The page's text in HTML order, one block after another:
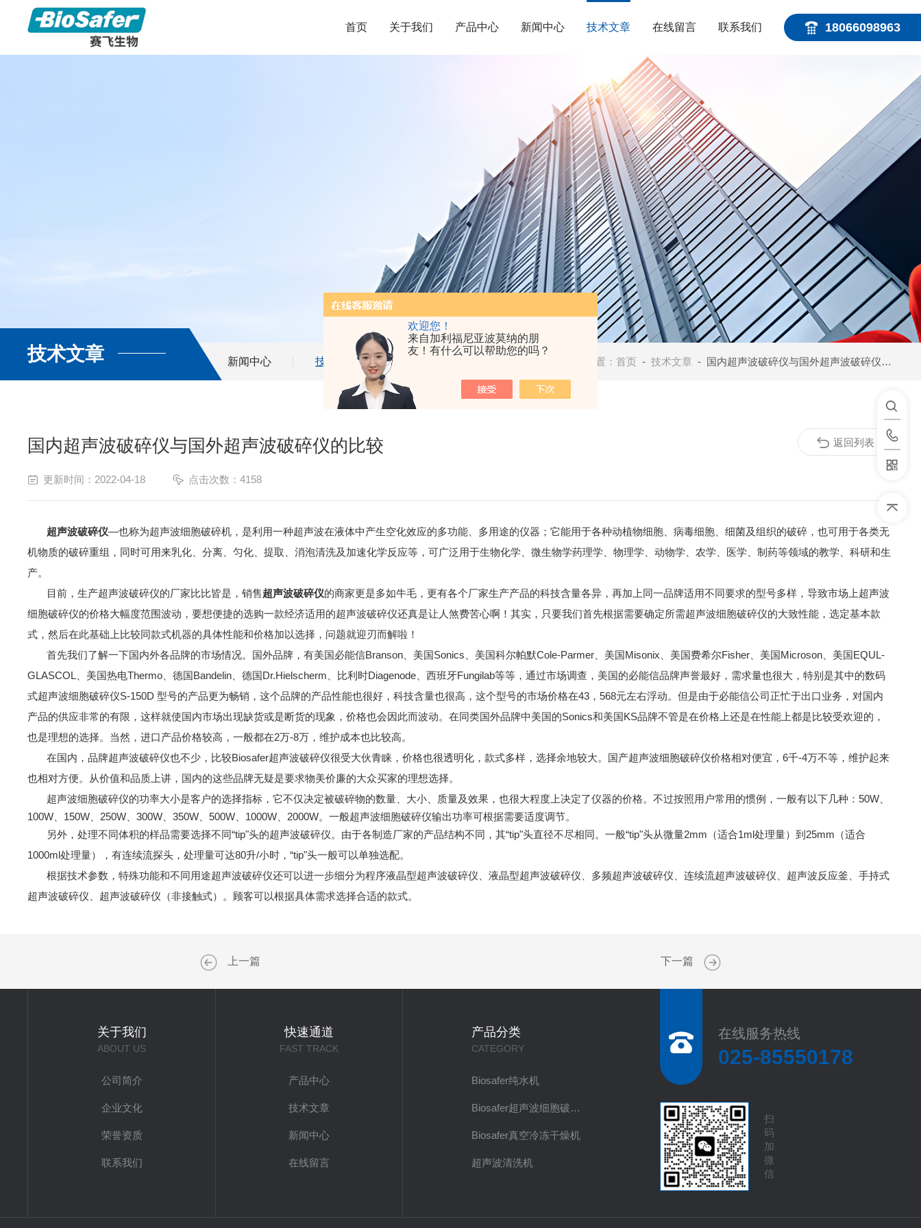
欢迎您！
来自加利福尼亚波莫纳的朋
友！有什么可以帮助您的吗？
18066098963
首页 关于我们 产品中心 新闻中心 技术文章 在线留言 联系我们
技术文章 新闻中心 技术文章 当前位置：首页 -技术文章 - 国内超声波破碎仪与国外超声波破碎仪的比较
国内超声波破碎仪与国外超声波破碎仪的比较
更新时间：2022-04-18 点击次数：4158
超声波破碎仪—也称为超声波细胞破碎机，是利用一种超声波在液体中产生空化效应的多功能、多用途的仪器；它能用于各种动植物细胞、病毒细胞、细菌及组织的破碎，也可用于各类无
机物质的破碎重组，同时可用来乳化、分离、匀化、提取、消泡清洗及加速化学反应等，可广泛用于生物化学、微生物学药理学、物理学、动物学、农学、医学、制药等领域的教学、科研和生
产。
目前，生产超声波破碎仪的厂家比比皆是，销售超声波破碎仪的商家更是多如牛毛，更有各个厂家生产产品的科技含量各异，再加上同一品牌适用不同要求的型号多样，导致市场上超声波
细胞破碎仪的价格大幅度范围波动，要想便捷的选购一款经济适用的超声波破碎仪还真是让人煞费苦心啊！其实，只要我们首先根据需要确定所需超声波细胞破碎仪的大致性能，选定基本款
式，然后在此基础上比较同款式机器的具体性能和价格加以选择，问题就迎刃而解啦！
首先我们了解一下国内外各品牌的市场情况。国外品牌，有美国必能信Branson、美国Sonics、美国科尔帕默Cole-Parmer、美国Misonix、美国费希尔Fisher、美国Microson、美国EQUL-
GLASCOL、美国热电Thermo、德国Bandelin、德国Dr.Hielscherm、比利时Diagenode、西班牙Fungilab等等，通过市场调查，美国的必能信品牌声誉最好，需求量也很大，特别是其中的数码
式超声波细胞破碎仪S-150D 型号的产品更为畅销，这个品牌的产品性能也很好，科技含量也很高，这个型号的市场价格在43，568元左右浮动。但是由于必能信公司正忙于出口业务，对国内
产品的供应非常的有限，这样就使国内市场出现缺货或是断货的现象，价格也会因此而波动。在同类国外品牌中美国的Sonics和美国KS品牌不管是在价格上还是在性能上都是比较受欢迎的，
也是理想的选择。当然，进口产品价格较高，一般都在2万-8万，维护成本也比较高。
在国内，品牌超声波破碎仪也不少，比较Biosafer超声波破碎仪很受大伙青睐，价格也很透明化，款式多样，选择余地较大。国产超声波细胞破碎仪价格相对便宜，6千-4万不等，维护起来
也相对方便。从价值和品质上讲，国内的这些品牌无疑是要求物美价廉的大众买家的理想选择。
超声波细胞破碎仪的功率大小是客户的选择指标，它不仅决定被破碎物的数量、大小、质量及效果，也很大程度上决定了仪器的价格。不过按照用户常用的惯例，一般有以下几种：50W、
100W、150W、250W、300W、350W、500W、1000W、2000W。一般超声波细胞破碎仪输出功率可根据需要适度调节。
另外，处理不同体积的样品需要选择不同“tip"头的超声波破碎仪。由于各制造厂家的产品结构不同，其“tip"头直径不尽相同。一般“tip"头从微量2mm（适合1ml处理量）到25mm（适合
1000ml处理量），有连续流探头，处理量可达80升/小时，“tip"头一般可以单独选配。
根据技术参数，特殊功能和不同用途超声波破碎仪还可以进一步细分为程序液晶型超声波破碎仪、液晶型超声波破碎仪、多频超声波破碎仪、连续流超声波破碎仪、超声波反应釜、手持式
超声波破碎仪、超声波破碎仪（非接触式）。顾客可以根据具体需求选择合适的款式。
返回列表
上一篇 下一篇
关于我们
ABOUT US
公司简介
企业文化
荣誉资质
联系我们
快速通道
FAST TRACK
产品中心
技术文章
新闻中心
在线留言
产品分类
CATEGORY
Biosafer纯水机
Biosafer超声波细胞破碎仪
Biosafer真空冷冻干燥机
超声波清洗机
在线服务热线
025-85550178
扫
码
加
微
信